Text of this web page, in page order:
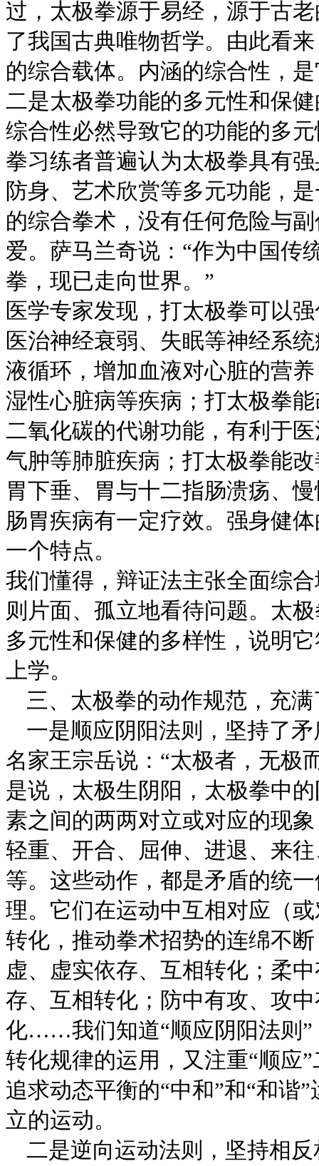
过，太极拳源于易经，源于古
了我国古典唯物哲学。由此看
的综合载体。内涵的综合性，
二是太极拳功能的多元性和保
综合性必然导致它的功能的多
拳习练者普遍认为太极拳具有
防身、艺术欣赏等多元功能，
的综合拳术，没有任何危险与
爱。萨马兰奇说：“作为中国传
拳，现已走向世界。”
医学专家发现，打太极拳可以
医治神经衰弱、失眠等神经系
液循环，增加血液对心脏的营
湿性心脏病等疾病；打太极拳
二氧化碳的代谢功能，有利于
气肿等肺脏疾病；打太极拳能
胃下垂、胃与十二指肠溃疡、
肠胃疾病有一定疗效。强身健
一个特点。
我们懂得，辩证法主张全面综
则片面、孤立地看待问题。太
多元性和保健的多样性，说明
上学。
三、 太极拳的动作规范，充
一是顺应阴阳法则，坚持了
名家王宗岳说：“太极者，无极
是说，太极生阴阳，太极拳中
素之间的两两对立或对应的现
轻重、开合、屈伸、进退、来
等。这些动作，都是矛盾的统
理。它们在运动中互相对应（
转化，推动拳术招势的连绵不
虚、虚实依存、互相转化；柔
存、互相转化；防中有攻、攻
化……我们知道“顺应阴阳法则”
转化规律的运用，又注重“顺应
追求动态平衡的“中和”和“和谐
立的运动。
二是逆向运动法则，坚持相